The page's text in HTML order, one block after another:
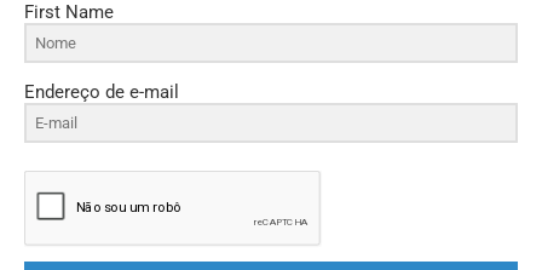
First Name
Endereço de e-mail